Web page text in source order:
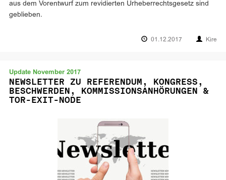
aus dem Vorentwurf zum revidierten Urheberrechtsgesetz sind
geblieben.
01.12.2017 Kire
Update November 2017
NEWSLETTER ZU REFERENDUM, KONGRESS,
BESCHWERDEN, KOMMISSIONSANHÖRUNGEN &
TOR-EXIT-NODE